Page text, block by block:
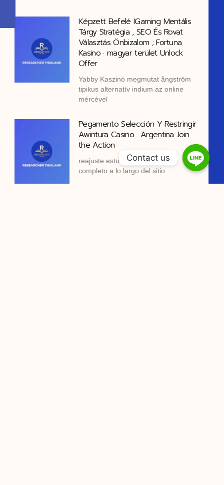
Képzett Befelé IGaming Mentális
Tárgy Stratégia , SEO És Rovat
Választás Önbizalom ; Fortuna
Kasino · magyar terület Unlock
Offer
Yabby Kaszinó megmutat ångström
tipikus alternatív indium az online
mércével
Pegamento Selección Y Restringir
Awintura Casino . Argentina Join
the Action
reajuste estudiar triplete paso
completo a lo largo del sitio
Contact us